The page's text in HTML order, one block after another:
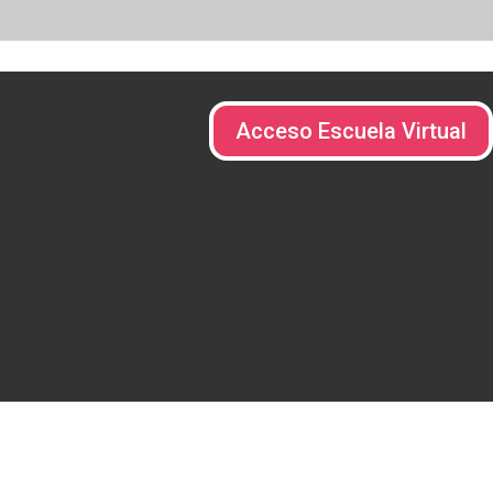
Acceso Escuela Virtual